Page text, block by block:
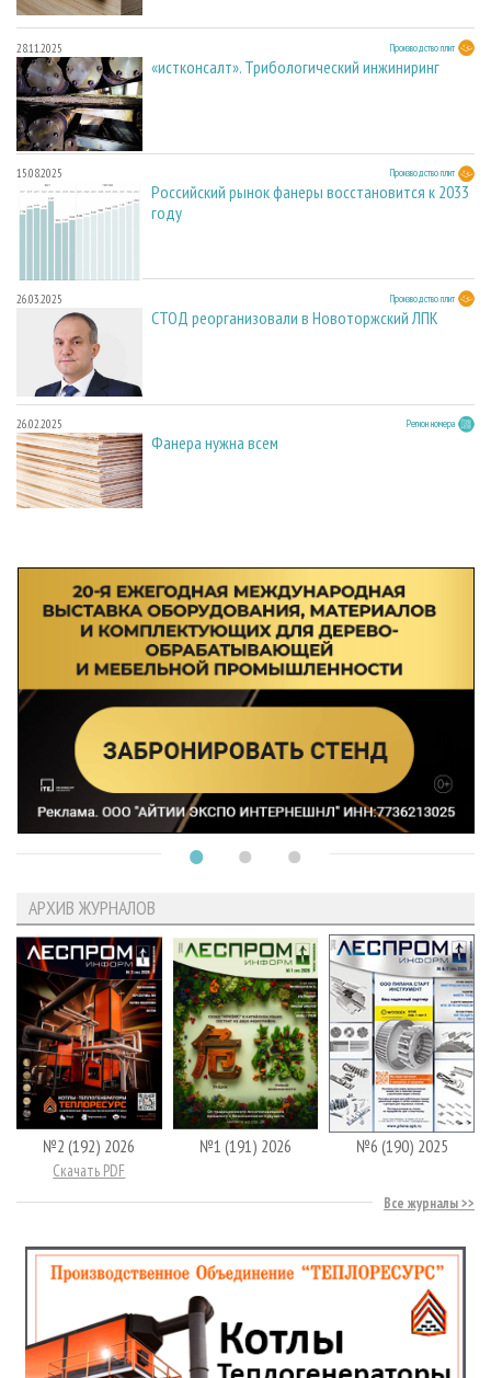
28.11.2025 Производство плит
«истконсалт». Трибологический инжиниринг
15.08.2025 Производство плит
Российский рынок фанеры восстановится к 2033
году
26.03.2025 Производство плит
СТОД реорганизовали в Новоторжский ЛПК
26.02.2025 Регион номера
Фанера нужна всем
АРХИВ ЖУРНАЛОВ
№2 (192) 2026
Скачать PDF
№1 (191) 2026 №6 (190) 2025
Все журналы